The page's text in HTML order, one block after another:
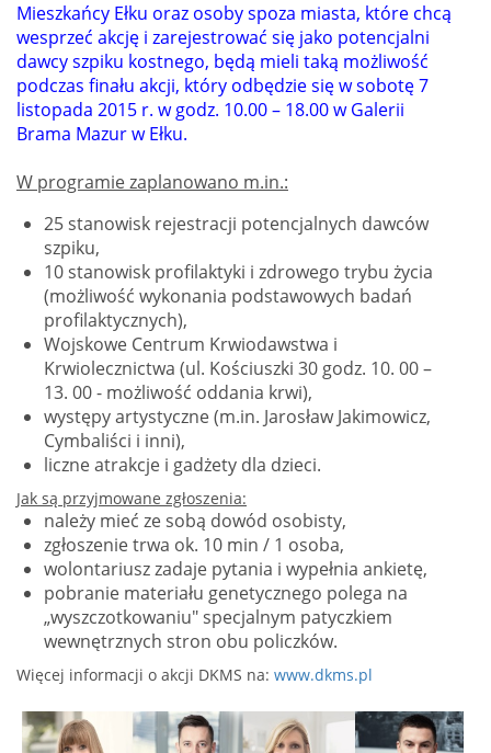
Mieszkańcy Ełku oraz osoby spoza miasta, które chcą
wesprzeć akcję i zarejestrować się jako potencjalni
dawcy szpiku kostnego, będą mieli taką możliwość
podczas finału akcji, który odbędzie się w sobotę 7
listopada 2015 r. w godz. 10.00 – 18.00 w Galerii
Brama Mazur w Ełku.
W programie zaplanowano m.in.:
25 stanowisk rejestracji potencjalnych dawców
szpiku,
10 stanowisk profilaktyki i zdrowego trybu życia
(możliwość wykonania podstawowych badań
profilaktycznych),
Wojskowe Centrum Krwiodawstwa i
Krwiolecznictwa (ul. Kościuszki 30 godz. 10. 00 –
13. 00 - możliwość oddania krwi),
występy artystyczne (m.in. Jarosław Jakimowicz,
Cymbaliści i inni),
liczne atrakcje i gadżety dla dzieci.
Jak są przyjmowane zgłoszenia:
należy mieć ze sobą dowód osobisty,
zgłoszenie trwa ok. 10 min / 1 osoba,
wolontariusz zadaje pytania i wypełnia ankietę,
pobranie materiału genetycznego polega na
„wyszczotkowaniu" specjalnym patyczkiem
wewnętrznych stron obu policzków.
Więcej informacji o akcji DKMS na: www.dkms.pl